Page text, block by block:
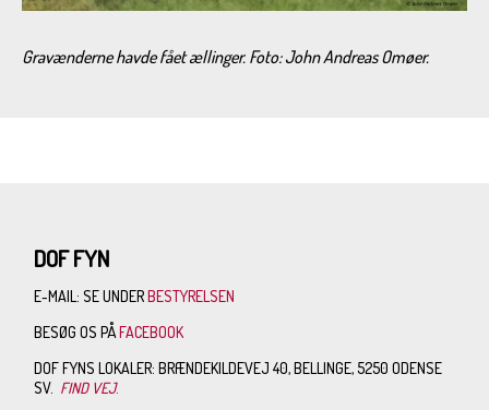
Gravænderne havde fået ællinger. Foto: John Andreas Omøer.
DOF FYN
E-MAIL: SE UNDERBESTYRELSEN
BESØG OS PÅFACEBOOK
DOF FYNS LOKALER: BRÆNDEKILDEVEJ 40, BELLINGE, 5250 ODENSE
SV. FIND VEJ.